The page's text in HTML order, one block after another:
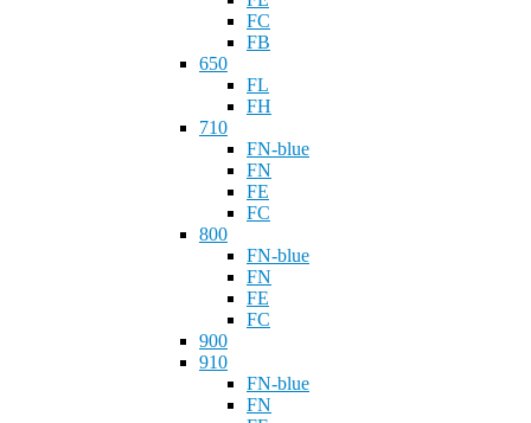
FC
FB
650
FL
FH
710
FN-blue
FN
FE
FC
800
FN-blue
FN
FE
FC
900
910
FN-blue
FN